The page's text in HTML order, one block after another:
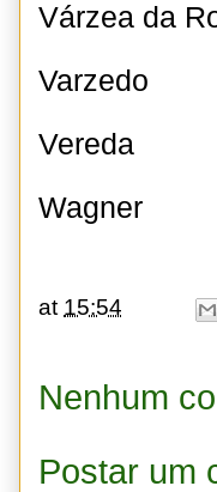
Várzea da
Varzedo
Vereda
Wagner
at 15:54
Nenhum
Postar um